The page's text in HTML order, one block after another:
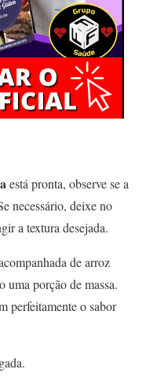
está pronta, observe se a
necessário, deixe no
a textura desejada.
de arroz
uma porção de massa.
perfeitamente o sabor